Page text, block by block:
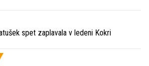
spet zaplavala v ledeni Kokri